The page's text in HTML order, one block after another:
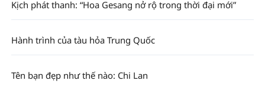
Kịch phát thanh: “Hoa Gesang nở rộ trong thời đại mới”
Hành trình của tàu hỏa Trung Quốc
Tên bạn đẹp như thế nào: Chi Lan